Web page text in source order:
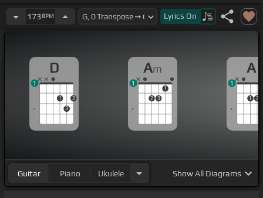
[G]
173 BPM Lyrics On
D
1
3
2
1
Am
2 3
1
1
A
1 2
1
Guitar Piano Ukulele ShowAll Diagrams